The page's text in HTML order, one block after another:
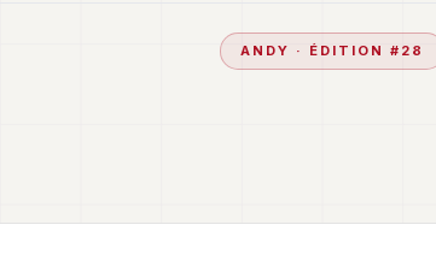
ANDY · ÉDITION # 28